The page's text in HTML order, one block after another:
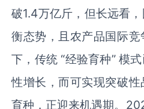
破1.4万亿斤，但长远看
衡态势，且农产品国际
下，传统 “经验育种” 模
性增长，而可实现突破
育种，正迎来机遇期。